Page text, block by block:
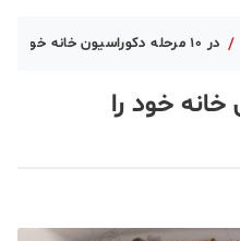
/ در ۱۰ مرحله دکوراسیون خانه خود را تابستانی کنید!
خانه خود را